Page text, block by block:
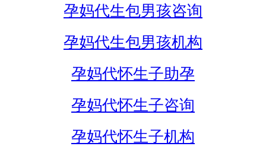
孕妈代生包男孩咨询
孕妈代生包男孩机构
孕妈代怀生子助孕
孕妈代怀生子咨询
孕妈代怀生子机构